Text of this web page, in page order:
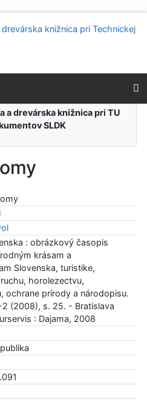
a drevárska knižnica pri TU
SLDK
: obrázkový časopis
krásam a
Slovenska, turistike,
horolezectvu,
ochrane prírody a národopisu.
2 (2008), s. 25. - Bratislava
: Dajama, 2008